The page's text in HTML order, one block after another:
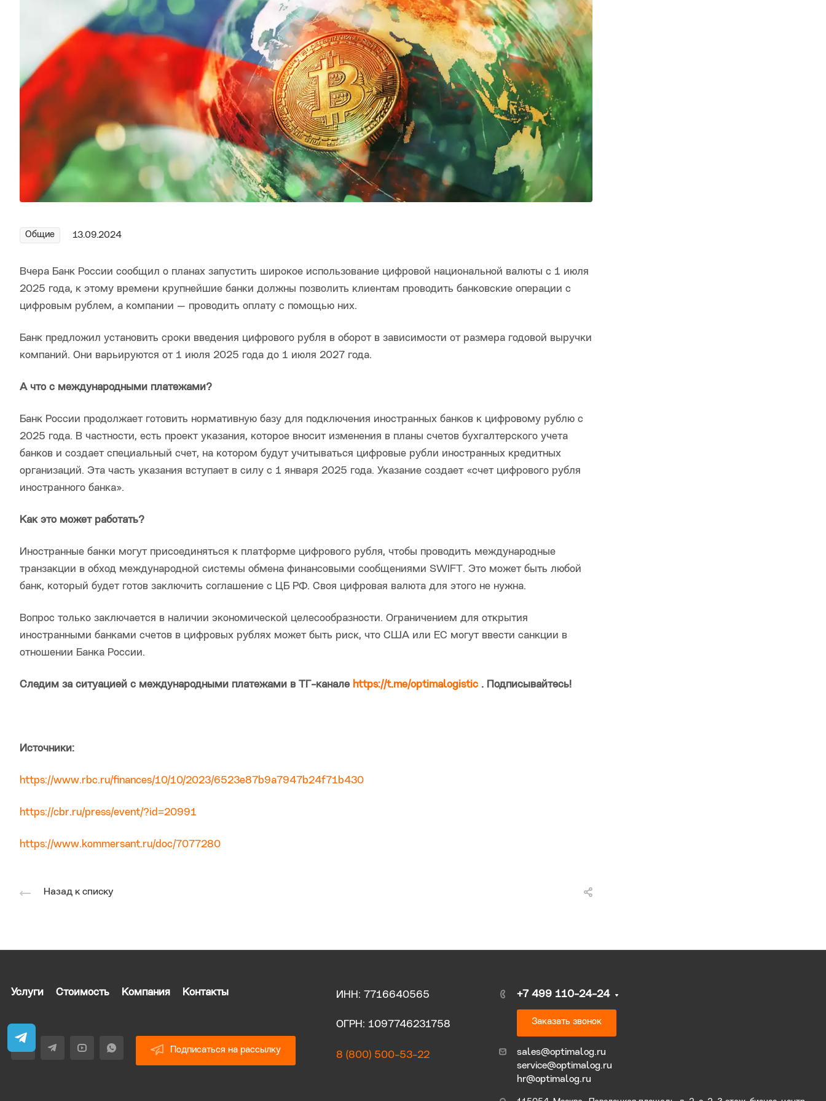
Общие 13.09.2024
Вчера Банк России сообщил о планах запустить широкое использование цифровой национальной валюты с 1 июля
2025 года, к этому времени крупнейшие банки должны позволить клиентам проводить банковские операции с
цифровым рублем, а компании — проводить оплату с помощью них.
Банк предложил установить сроки введения цифрового рубля в оборот в зависимости от размера годовой выручки
компаний. Они варьируются от 1 июля 2025 года до 1 июля 2027 года.
А что с международными платежами?
Банк России продолжает готовить нормативную базу для подключения иностранных банков к цифровому рублю с
2025 года. В частности, есть проект указания, которое вносит изменения в планы счетов бухгалтерского учета
банков и создает специальный счет, на котором будут учитываться цифровые рубли иностранных кредитных
организаций. Эта часть указания вступает в силу с 1 января 2025 года. Указание создает «счет цифрового рубля
иностранного банка».
Как это может работать?
Иностранные банки могут присоединяться к платформе цифрового рубля, чтобы проводить международные
транзакции в обход международной системы обмена финансовыми сообщениями SWIFT. Это может быть любой
банк, который будет готов заключить соглашение с ЦБ РФ. Своя цифровая валюта для этого не нужна.
Вопрос только заключается в наличии экономической целесообразности. Ограничением для открытия
иностранными банками счетов в цифровых рублях может быть риск, что США или ЕС могут ввести санкции в
отношении Банка России.
Следим за ситуацией с международными платежами в ТГ-канале https://t.me/optimalogistic . Подписывайтесь!
Источники:
https://www.rbc.ru/finances/10/10/2023/6523e87b9a7947b24f71b430
https://cbr.ru/press/event/?id=20991
https://www.kommersant.ru/doc/7077280
Назад к списку
Услуги Стоимость Компания Контакты
Подписаться на рассылку
ИНН: 7716640565
ОГРН: 1097746231758
8 (800) 500-53-22
+7 499 110-24-24
Заказать звонок
sales@optimalog.ru
service@optimalog.ru
hr@optimalog.ru